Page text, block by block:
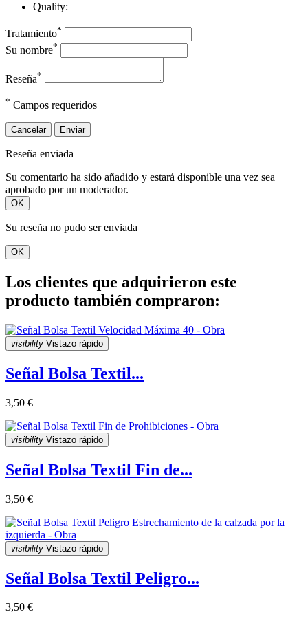
Quality:
Tratamiento*
Su nombre*
Reseña*
* Campos requeridos
Cancelar Enviar
Reseña enviada
Su comentario ha sido añadido y estará disponible una vez sea
aprobado por un moderador.
OK
Su reseña no pudo ser enviada
OK
Los clientes que adquirieron este
producto también compraron:
visibility Vistazo rápido
Señal Bolsa Textil...
3,50 €
visibility Vistazo rápido
Señal Bolsa Textil Fin de...
3,50 €
visibility Vistazo rápido
Señal Bolsa Textil Peligro...
3,50 €